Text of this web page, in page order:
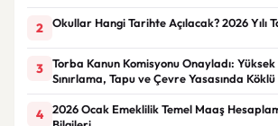
2 Okullar Hangi Tarihte Açılacak? 2026 Yılı
3
Torba Kanun Komisyonu Onayladı:
Sınırlama, Tapu ve Çevre Yasasında
4
2026 Ocak Emeklilik Temel Maaş